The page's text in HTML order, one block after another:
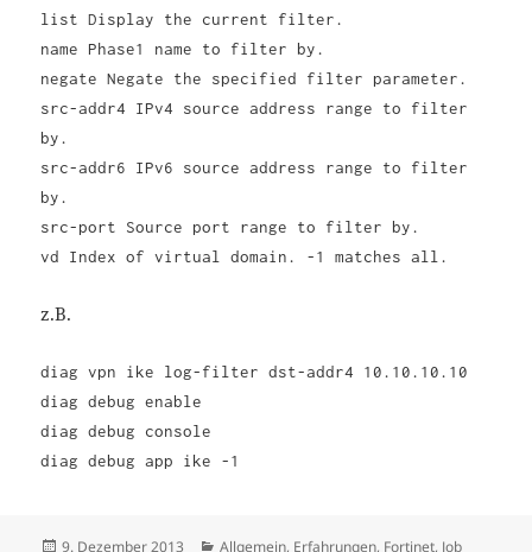
list Display the current filter.
name Phase1 name to filter by.
negate Negate the specified filter parameter.
src-addr4 IPv4 source address range to filter
by.
src-addr6 IPv6 source address range to filter
by.
src-port Source port range to filter by.
vd Index of virtual domain. -1 matches all.
z.B.
diag vpn ike log-filter dst-addr4 10.10.10.10
diag debug enable
diag debug console
diag debug app ike -1
Veröffentlicht
9. Dezember 2013 Kategorien
Allgemein, Erfahrungen, Fortinet, Job